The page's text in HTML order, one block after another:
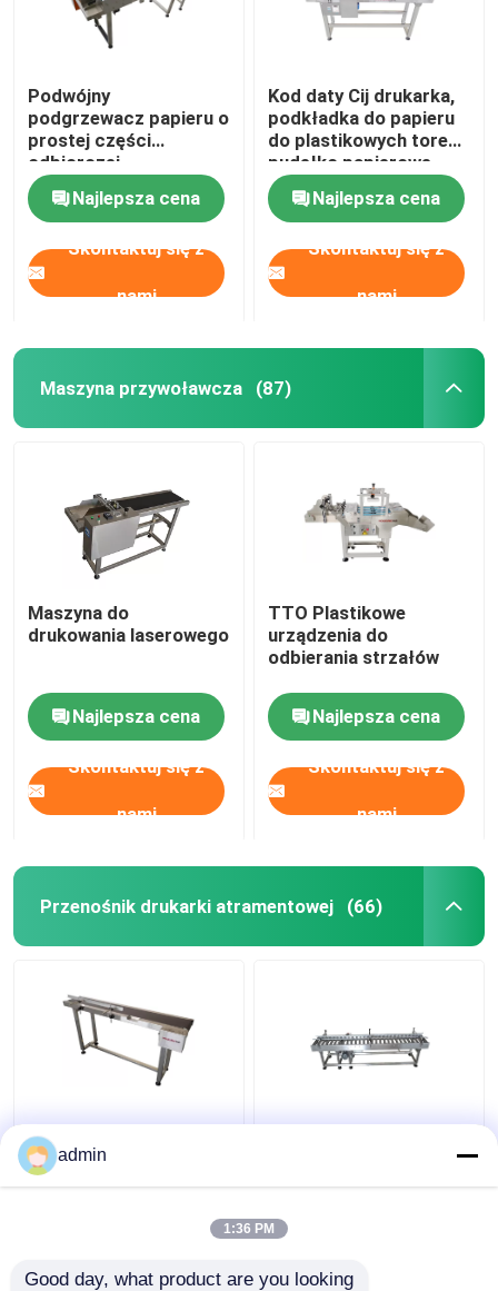
Podwójny
podgrzewacz papieru o
prostej części
odbiorczej
Najlepsza cena
Skontaktuj się z
nami
Kod daty Cij drukarka,
podkładka do papieru
do plastikowych toreb,
pudełko papierowe
Najlepsza cena
Skontaktuj się z
nami
Maszyna przywoławcza (87)
Maszyna do
drukowania laserowego
Najlepsza cena
Skontaktuj się z
nami
TTO Plastikowe
urządzenia do
odbierania strzałów
Najlepsza cena
Skontaktuj się z
nami
Przenośnik drukarki atramentowej (66)
drukarka atramentowa,
przenośnik kodowania
Skontaktuj się z
drukarka atramentowa,
przenośnik kodowania
Skontaktuj się z
admin
1:36 PM
Good day, what product are you looking